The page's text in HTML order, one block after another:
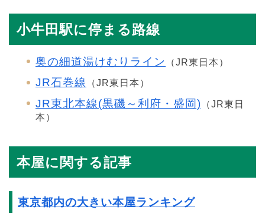
小牛田駅に停まる路線
奥の細道湯けむりライン （JR東日本）
JR石巻線 （JR東日本）
JR東北本線(黒磯～利府・盛岡) （JR東日
本）
本屋に関する記事
東京都内の大きい本屋ランキング